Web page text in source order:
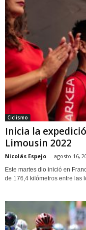
Ciclismo
Inicia la
Limousin 2022
Nicolás Espejo - agosto 16,
Este martes dio inició en
de 176,4 kilómetros entre las